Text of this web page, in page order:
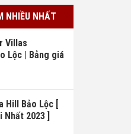
NHIỀU NHẤT
Villas
Lộc | Bảng giá
Hill Bảo Lộc [
2023 ]